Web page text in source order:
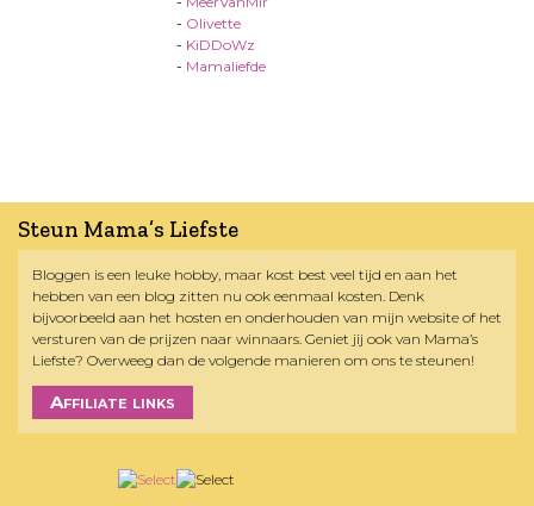
- Olivette
- KiDDoWz
- Mamaliefde
Steun Mama’s Liefste
Bloggen is een leuke hobby, maar kost best veel tijd en aan het
hebben van een blog zitten nu ook eenmaal kosten. Denk
bijvoorbeeld aan het hosten en onderhouden van mijn website of het
versturen van de prijzen naar winnaars. Geniet jij ook van Mama’s
Liefste? Overweeg dan de volgende manieren om ons te steunen!
Affiliate links